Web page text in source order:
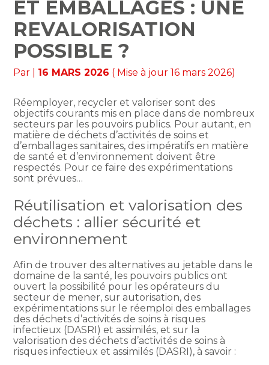
ET EMBALLAGES : UNE
REVALORISATION
POSSIBLE ?
Par 16 MARS 2026 ( Mise à jour 16 mars 2026)
Réemployer, recycler et valoriser sont des
objectifs courants mis en place dans de nombreux
secteurs par les pouvoirs publics. Pour autant, en
matière de déchets d’activités de soins et
d’emballages sanitaires, des impératifs en matière
de santé et d’environnement doivent être
respectés. Pour ce faire des expérimentations
sont prévues…
Réutilisation et valorisation des
déchets : allier sécurité et
environnement
Afin de trouver des alternatives au jetable dans le
domaine de la santé, les pouvoirs publics ont
ouvert la possibilité pour les opérateurs du
secteur de mener, sur autorisation, des
expérimentations sur le réemploi des emballages
des déchets d’activités de soins à risques
infectieux (DASRI) et assimilés, et sur la
valorisation des déchets d’activités de soins à
risques infectieux et assimilés (DASRI), à savoir :